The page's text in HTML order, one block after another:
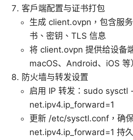
客户端配置与证书打包
生成 client.ovpn，包含服
书、密钥、TLS 信息
将 client.ovpn 提供给设备
macOS、Android、iOS 等
防火墙与转发设置
启用 IP 转发：sudo sysctl
net.ipv4.ip_forward=1
更新 /etc/sysctl.conf，确
net.ipv4.ip_forward=1 持